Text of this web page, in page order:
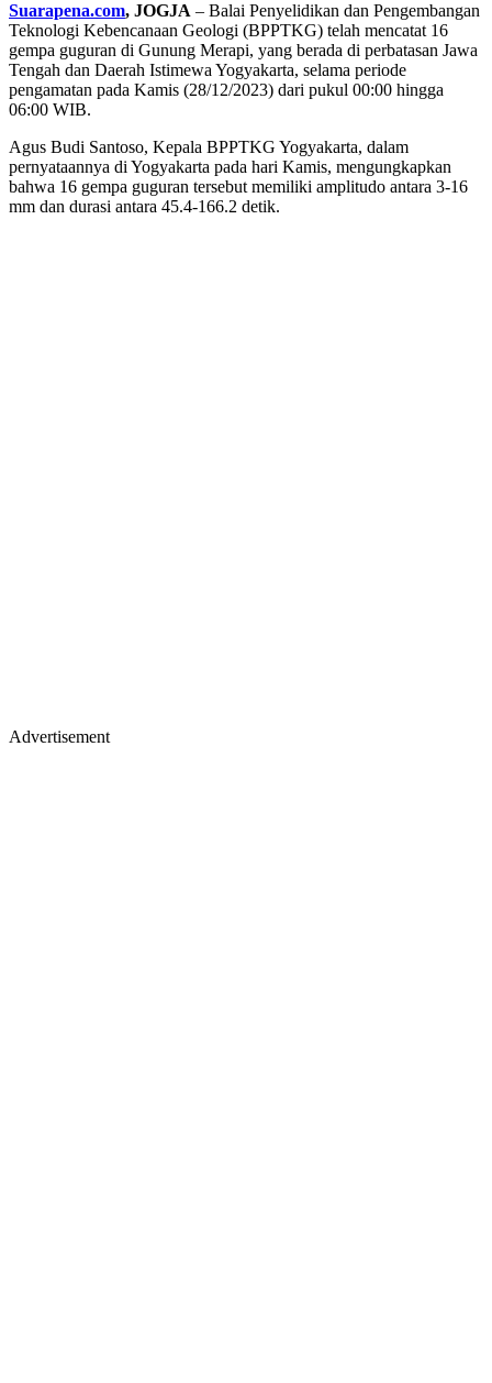
Suarapena.com, JOGJA – Balai Penyelidikan dan Pengembangan
Teknologi Kebencanaan Geologi (BPPTKG) telah mencatat 16
gempa guguran di Gunung Merapi, yang berada di perbatasan Jawa
Tengah dan Daerah Istimewa Yogyakarta, selama periode
pengamatan pada Kamis (28/12/2023) dari pukul 00:00 hingga
06:00 WIB.
Agus Budi Santoso, Kepala BPPTKG Yogyakarta, dalam
pernyataannya di Yogyakarta pada hari Kamis, mengungkapkan
bahwa 16 gempa guguran tersebut memiliki amplitudo antara 3-16
mm dan durasi antara 45.4-166.2 detik.
Advertisement